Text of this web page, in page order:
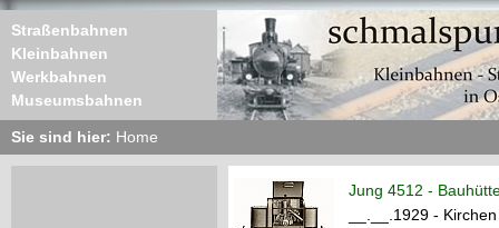
Straßenbahnen
Kleinbahnen
Werkbahnen
Museumsbahnen
Sie sind hier: Home
Jung 4512 -
__.__.1929 -